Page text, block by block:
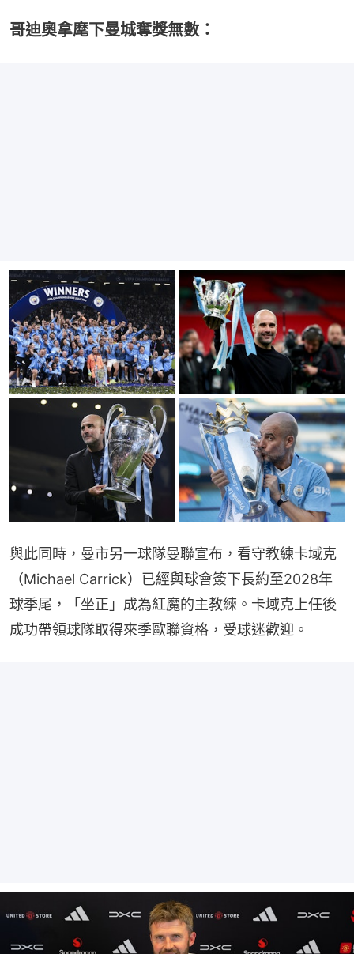
哥迪奧拿麾下曼城奪獎無數：
與此同時，曼市另一球隊曼聯宣布，看守教練卡域克
（Michael Carrick）已經與球會簽下長約至2028年
球季尾，「坐正」成為紅魔的主教練。卡域克上任後
成功帶領球隊取得來季歐聯資格，受球迷歡迎。